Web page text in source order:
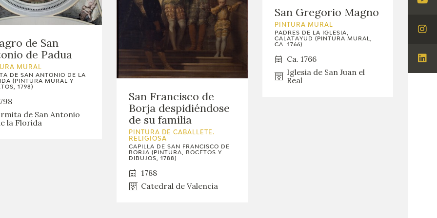
de San
de Padua
MURAL
DE SAN ANTONIO DE LA
(PINTURA MURAL Y
1798)
de San Antonio
la Florida
San Francisco de
Borja despidiéndose
de su familia
PINTURA DE CABALLETE.
RELIGIOSA
CAPILLA DE SAN FRANCISCO DE
BORJA (PINTURA, BOCETOS Y
DIBUJOS, 1788)
1788
Catedral de Valencia
San Gregorio Magno
PINTURA MURAL
PADRES DE LA IGLESIA,
CALATAYUD (PINTURA MURAL,
CA. 1766)
Ca. 1766
Iglesia de San Juan el
Real